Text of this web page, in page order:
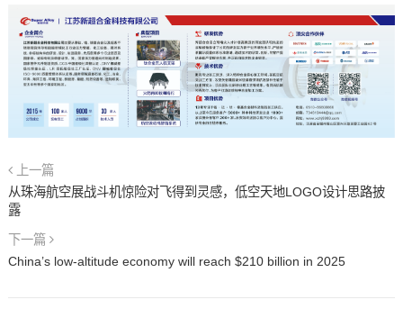
上一篇
从珠海航空展战斗机惊险对飞得到灵感，低空天地LOGO设计思路披
露
下一篇
China’s low-altitude economy will reach $210 billion in 2025